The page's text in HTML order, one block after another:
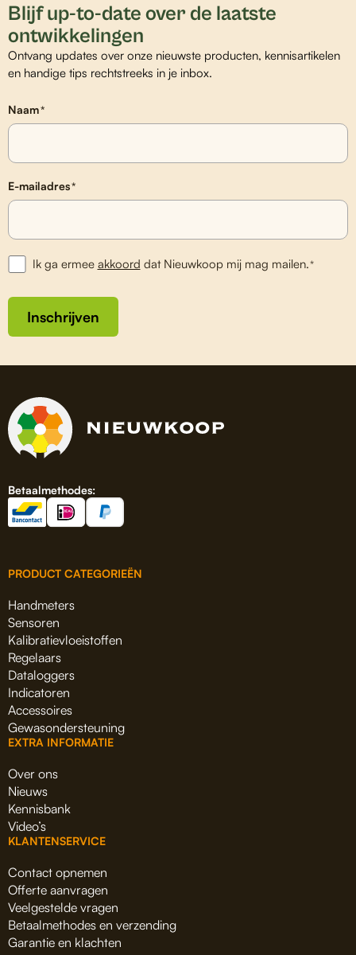
Blijf up-to-date over de laatste
ontwikkelingen
Ontvang updates over onze nieuwste producten, kennisartikelen
en handige tips rechtstreeks in je inbox.
Naam*
E-mailadres*
Ik ga ermee akkoord dat Nieuwkoop mij mag mailen.*
Inschrijven
Betaalmethodes:
PRODUCT CATEGORIEËN
Handmeters
Sensoren
Kalibratievloeistoffen
Regelaars
Dataloggers
Indicatoren
Accessoires
Gewasondersteuning
EXTRA INFORMATIE
Over ons
Nieuws
Kennisbank
Video’s
KLANTENSERVICE
Contact opnemen
Offerte aanvragen
Veelgestelde vragen
Betaalmethodes en verzending
Garantie en klachten